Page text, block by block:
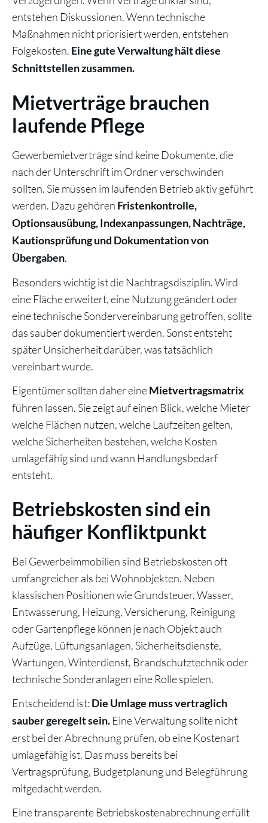
entstehen Diskussionen. Wenn technische
Maßnahmen nicht priorisiert werden, entstehen
Folgekosten. Eine gute Verwaltung hält diese
Schnittstellen zusammen.
Mietverträge brauchen
laufende Pflege
Gewerbemietverträge sind keine Dokumente, die
nach der Unterschrift im Ordner verschwinden
sollten. Sie müssen im laufenden Betrieb aktiv geführt
werden. Dazu gehören Fristenkontrolle,
Optionsausübung, Indexanpassungen, Nachträge,
Kautionsprüfung und Dokumentation von
Übergaben.
Besonders wichtig ist die Nachtragsdisziplin. Wird
eine Fläche erweitert, eine Nutzung geändert oder
eine technische Sondervereinbarung getroffen, sollte
das sauber dokumentiert werden. Sonst entsteht
später Unsicherheit darüber, was tatsächlich
vereinbart wurde.
Eigentümer sollten daher eineMietvertragsmatrix
führen lassen. Sie zeigt auf einen Blick, welche Mieter
welche Flächen nutzen, welche Laufzeiten gelten,
welche Sicherheiten bestehen, welche Kosten
umlagefähig sind und wann Handlungsbedarf
entsteht.
Betriebskosten sind ein
häufiger Konfliktpunkt
Bei Gewerbeimmobilien sind Betriebskosten oft
umfangreicher als bei Wohnobjekten. Neben
klassischen Positionen wie Grundsteuer, Wasser,
Entwässerung, Heizung, Versicherung, Reinigung
oder Gartenpflege können je nach Objekt auch
Aufzüge, Lüftungsanlagen, Sicherheitsdienste,
Wartungen, Winterdienst, Brandschutztechnik oder
technische Sonderanlagen eine Rolle spielen.
Entscheidend ist: Die Umlage muss vertraglich
sauber geregelt sein.Eine Verwaltung sollte nicht
erst bei der Abrechnung prüfen, ob eine Kostenart
umlagefähig ist. Das muss bereits bei
Vertragsprüfung, Budgetplanung und Belegführung
mitgedacht werden.
Eine transparente Betriebskostenabrechnung erfüllt